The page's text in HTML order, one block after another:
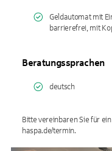
Geldautomat mit
barrierefrei, mit
Beratungssprachen
deutsch
Bitte vereinbaren Sie für
haspa.de/termin.